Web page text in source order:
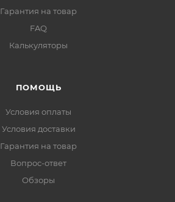
Гарантия на товар
FAQ
Калькуляторы
ПОМОЩЬ
Условия оплаты
Условия доставки
Гарантия на товар
Вопрос-ответ
Обзоры